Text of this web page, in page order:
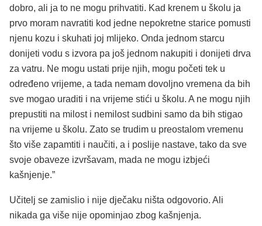
dobro, ali ja to ne mogu prihvatiti. Kad krenem u školu ja
prvo moram navratiti kod jedne nepokretne starice pomusti
njenu kozu i skuhati joj mlijeko. Onda jednom starcu
donijeti vodu s izvora pa još jednom nakupiti i donijeti drva
za vatru. Ne mogu ustati prije njih, mogu početi tek u
određeno vrijeme, a tada nemam dovoljno vremena da bih
sve mogao uraditi i na vrijeme stići u školu. A ne mogu njih
prepustiti na milost i nemilost sudbini samo da bih stigao
na vrijeme u školu. Zato se trudim u preostalom vremenu
što više zapamtiti i naučiti, a i poslije nastave, tako da sve
svoje obaveze izvršavam, mada ne mogu izbjeći
kašnjenje.”
Učitelj se zamislio i nije dječaku ništa odgovorio. Ali
nikada ga više nije opominjao zbog kašnjenja.